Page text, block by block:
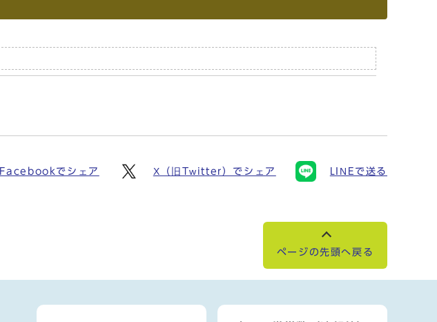
Facebookでシェア X（旧Twitter）でシェア LINEで送る
ページの先頭へ戻る